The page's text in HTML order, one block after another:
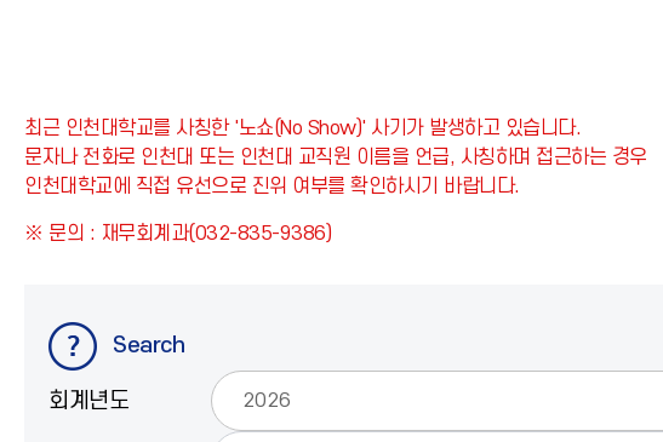
최근 인천대학교를 사칭한 '노쇼(No Show)' 사기가 발생하고 있습니다.
문자나 전화로 인천대 또는 인천대 교직원 이름을 언급, 사칭하며 접근하는 경우
인천대학교에 직접 유선으로 진위 여부를 확인하시기 바랍니다.
※ 문의 : 재무회계과(032-835-9386)
Search
회계년도